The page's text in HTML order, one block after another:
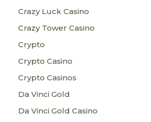
Crazy Luck Casino
Crazy Tower Сasino
Crypto
Crypto Casino
Crypto Casinos
Da Vinci Gold
Da Vinci Gold Casino